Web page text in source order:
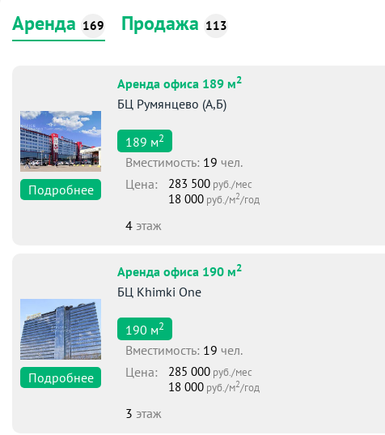
Аренда 169 Продажа 113
Подробнее
Аренда офиса 189 м2
БЦ Румянцево (А,Б)
189 м2
Вместимоcть: 19 чел.
Цена:
283 500 руб./мес
18 000 руб./м2/год
4 этаж
Подробнее
Аренда офиса 190 м2
БЦ Khimki One
190 м2
Вместимоcть: 19 чел.
Цена:
285 000 руб./мес
18 000 руб./м2/год
3 этаж